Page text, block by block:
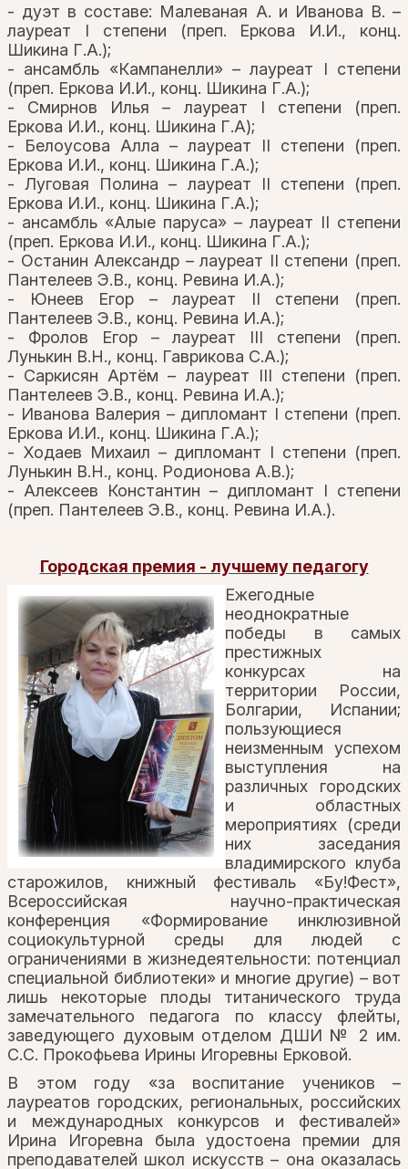
- дуэт в составе: Малеваная А. и Иванова В. –
лауреат I степени (преп. Еркова И.И., конц.
Шикина Г.А.);
- ансамбль «Кампанелли» – лауреат I степени
(преп. Еркова И.И., конц. Шикина Г.А.);
- Смирнов Илья – лауреат I степени (преп.
Еркова И.И., конц. Шикина Г.А);
- Белоусова Алла – лауреат II степени (преп.
Еркова И.И., конц. Шикина Г.А.);
- Луговая Полина – лауреат II степени (преп.
Еркова И.И., конц. Шикина Г.А.);
- ансамбль «Алые паруса» – лауреат II степени
(преп. Еркова И.И., конц. Шикина Г.А.);
- Останин Александр – лауреат II степени (преп.
Пантелеев Э.В., конц. Ревина И.А.);
- Юнеев Егор – лауреат II степени (преп.
Пантелеев Э.В., конц. Ревина И.А.);
- Фролов Егор – лауреат III степени (преп.
Лунькин В.Н., конц. Гаврикова С.А.);
- Саркисян Артём – лауреат III степени (преп.
Пантелеев Э.В., конц. Ревина И.А.);
- Иванова Валерия – дипломант I степени (преп.
Еркова И.И., конц. Шикина Г.А.);
- Ходаев Михаил – дипломант I степени (преп.
Лунькин В.Н., конц. Родионова А.В.);
- Алексеев Константин – дипломант I степени
(преп. Пантелеев Э.В., конц. Ревина И.А.).
Городская премия - лучшему педагогу
Ежегодные
неоднократные
победы в самых
престижных
конкурсах на
территории России,
Болгарии, Испании;
пользующиеся
неизменным успехом
выступления на
различных городских
и областных
мероприятиях (среди
них заседания
владимирского клуба
старожилов, книжный фестиваль «Бу!Фест»,
Всероссийская научно-практическая
конференция «Формирование инклюзивной
социокультурной среды для людей с
ограничениями в жизнедеятельности: потенциал
специальной библиотеки» и многие другие) – вот
лишь некоторые плоды титанического труда
замечательного педагога по классу флейты,
заведующего духовым отделом ДШИ № 2 им.
С.С. Прокофьева Ирины Игоревны Ерковой.
В этом году «за воспитание учеников –
лауреатов городских, региональных, российских
и международных конкурсов и фестивалей»
Ирина Игоревна была удостоена премии для
преподавателей школ искусств – она оказалась